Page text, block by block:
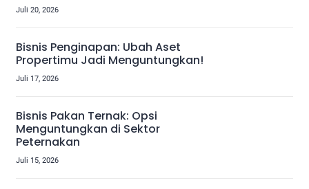
Juli 20, 2026
Bisnis Penginapan: Ubah Aset
Propertimu Jadi Menguntungkan!
Juli 17, 2026
Bisnis Pakan Ternak: Opsi
Menguntungkan di Sektor
Peternakan
Juli 15, 2026